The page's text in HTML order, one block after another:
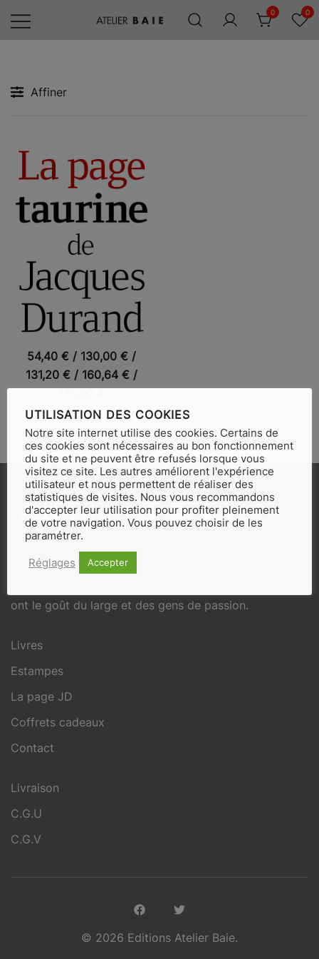
0 0
Affiner
VUE RAPIDE
54,40 € / 130,00 € /
131,20 € / 160,64 € /
175,00€
Les éditions Atelier Baie, basées à Nîmes et enracinées
ont le goût du large et des gens de passion.
Livres
Estampes
La page JD
Coffrets cadeaux
Contact
Livraison
C.G.U
C.G.V
© 2026 Editions Atelier Baie.
UTILISATION DES COOKIES
Notre site internet utilise des cookies. Certains de
ces cookies sont nécessaires au bon fonctionnement
du site et ne peuvent être refusés lorsque vous
visitez ce site. Les autres améliorent l'expérience
utilisateur et nous permettent de réaliser des
statistiques de visites. Nous vous recommandons
d'accepter leur utilisation pour profiter pleinement
de votre navigation. Vous pouvez choisir de les
paramétrer.
Réglages Accepter